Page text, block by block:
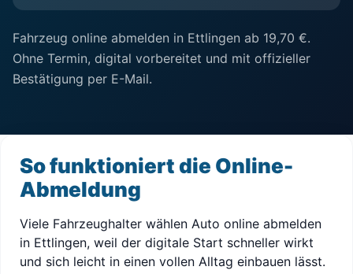
Fahrzeug online abmelden in Ettlingen ab 19,70 €.
Ohne Termin, digital vorbereitet und mit offizieller
Bestätigung per E-Mail.
So funktioniert die Online-
Abmeldung
Viele Fahrzeughalter wählen Auto online abmelden
in Ettlingen, weil der digitale Start schneller wirkt
und sich leicht in einen vollen Alltag einbauen lässt.